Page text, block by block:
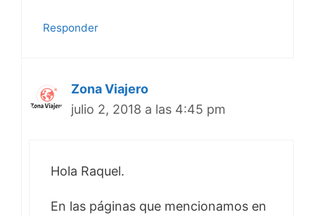
Responder
Zona Viajero
julio 2, 2018 a las 4:45 pm
Hola Raquel.
En las páginas que mencionamos en